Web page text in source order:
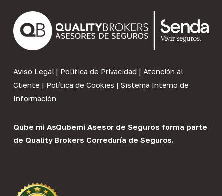
Aviso Legal| Política de Privacidad | Atención al
Cliente | Política de Cookies | Sistema Interno de
Información
Qube mi AsQubemi Asesor de Seguros forma parte
de Quality Brokers Correduría de Seguros.